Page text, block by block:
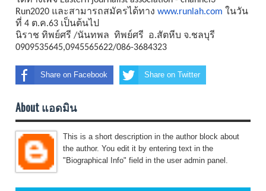
Run2020 และสามารถสมัครได้ทาง www.runlah.com ในวัน
ที่ 4 ต.ค.63 เป็นต้นไป
นิราช ทิพย์ศรี /นันทพล ทิพย์ศรี อ.สัตหีบ จ.ชลบุรี
0909535645,0945565622/086-3684323
Share on Facebook Share on Twitter
About แอดมิน
This is a short description in the author block about
the author. You edit it by entering text in the
"Biographical Info" field in the user admin panel.